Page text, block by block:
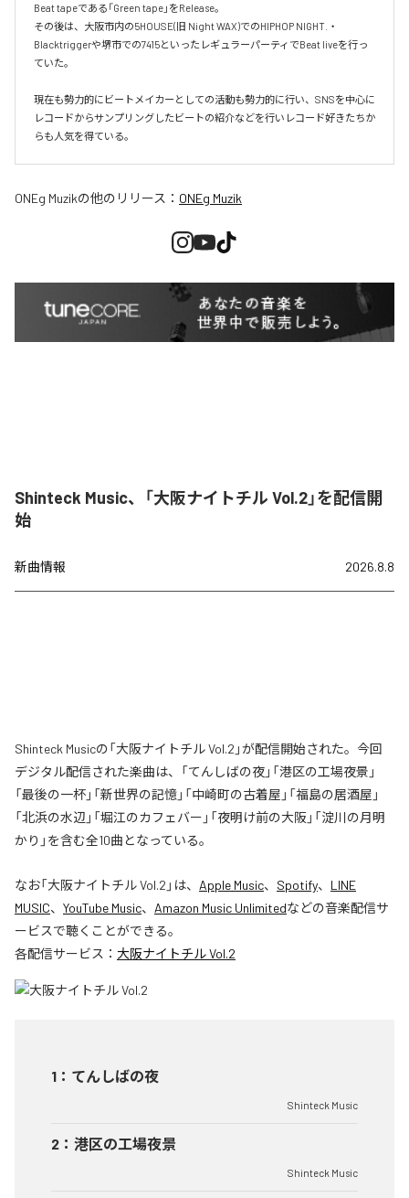
Beat tapeである「Green tape」をRelease。
その後は、大阪市内の5HOUSE(旧 Night WAX)でのHIPHOP NIGHT.・
Blacktriggerや堺市での7415といったレギュラーパーティでBeat liveを行っ
ていた。
現在も勢力的にビートメイカーとしての活動も勢力的に行い、SNSを中心に
レコードからサンプリングしたビートの紹介などを行いレコード好きたちか
らも人気を得ている。
ONEg Muzikの他のリリース： ONEg Muzik
Shinteck Music、「大阪ナイトチル Vol.2」を配信開
始
新曲情報 2026.8.8
Shinteck Musicの「大阪ナイトチル Vol.2」が配信開始された。今回
デジタル配信された楽曲は、「てんしばの夜」「港区の工場夜景」
「最後の一杯」「新世界の記憶」「中崎町の古着屋」「福島の居酒屋」
「北浜の水辺」「堀江のカフェバー」「夜明け前の大阪」「淀川の月明
かり」を含む全10曲となっている。
なお「大阪ナイトチル Vol.2 」は、 Apple Music、 Spotify、 LINE
MUSIC、 YouTube Music、 Amazon Music Unlimitedなどの音楽配信サ
ービスで聴くことができる。
各配信サービス： 大阪ナイトチル Vol.2
1 ： てんしばの夜
Shinteck Music
2 ： 港区の工場夜景
Shinteck Music